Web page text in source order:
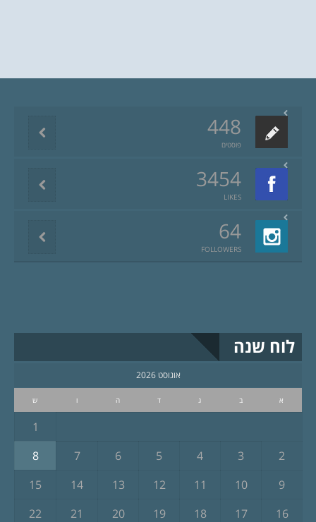
448
פוסטים
3454
LIKES
64
FOLLOWERS
לוח שנה
אוגוסט 2026
א ב ג ד ה ו ש
1
2
3
4
5
6
7
8
9
10
11
12
13
14
15
16
17
18
19
20
21
22